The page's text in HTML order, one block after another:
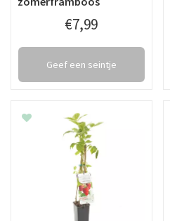
€7,99
Geef een seintje